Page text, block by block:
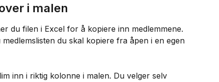
i malen
du filen i Excel for å kopiere inn medlemmene.
du skal kopiere fra åpen i en egen
inn i riktig kolonne i malen. Du velger selv